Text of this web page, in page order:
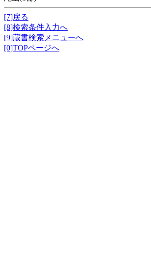
[7]戻る
[8]検索条件入力へ
[9]蔵書検索メニューへ
[0]TOPページへ